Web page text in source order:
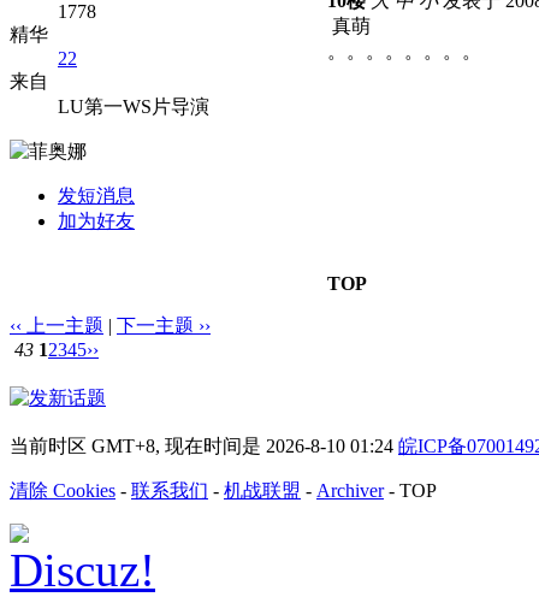
1778
精华
22
来自
LU第一WS片导演
发短消息
加为好友
真萌
。。。。。。。。
TOP
‹‹ 上一主题 | 下一主题 ››
43 12345››
当前时区 GMT+8, 现在时间是 2026-8-10 01:24 皖ICP备
清除 Cookies - 联系我们 - 机战联盟 - Archiver- TOP